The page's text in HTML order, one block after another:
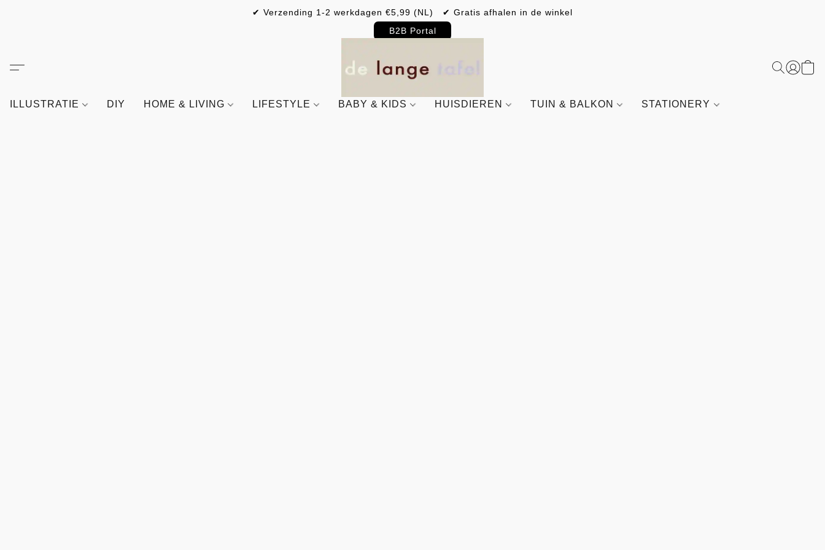
✔ Verzending 1-2 werkdagen €5,99 (NL) ✔ Gratis afhalen in de winkel
B2B Portal
ILLUSTRATIE DIY HOME & LIVING LIFESTYLE BABY & KIDS HUISDIEREN TUIN & BALKON STATIONERY